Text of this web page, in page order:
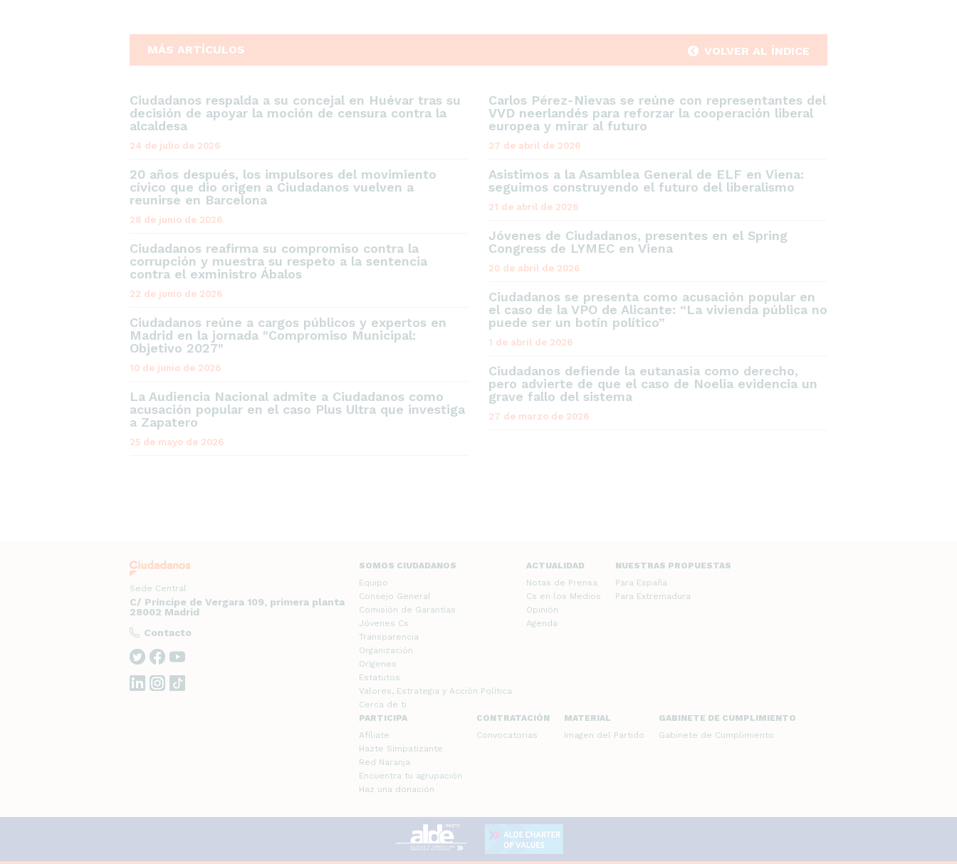
MÁS ARTÍCULOS VOLVER AL ÍNDICE
Ciudadanos respalda a su concejal en Huévar tras su
decisión de apoyar la moción de censura contra la
alcaldesa
24 de julio de 2026
20 años después, los impulsores del movimiento
cívico que dio origen a Ciudadanos vuelven a
reunirse en Barcelona
28 de junio de 2026
Ciudadanos reafirma su compromiso contra la
corrupción y muestra su respeto a la sentencia
contra el exministro Ábalos
22 de junio de 2026
Ciudadanos reúne a cargos públicos y expertos en
Madrid en la jornada "Compromiso Municipal:
Objetivo 2027"
10 de junio de 2026
La Audiencia Nacional admite a Ciudadanos como
acusación popular en el caso Plus Ultra que investiga
a Zapatero
25 de mayo de 2026
Carlos Pérez-Nievas se reúne con representantes del
VVD neerlandés para reforzar la cooperación liberal
europea y mirar al futuro
27 de abril de 2026
Asistimos a la Asamblea General de ELF en Viena:
seguimos construyendo el futuro del liberalismo
21 de abril de 2026
Jóvenes de Ciudadanos, presentes en el Spring
Congress de LYMEC en Viena
20 de abril de 2026
Ciudadanos se presenta como acusación popular en
el caso de la VPO de Alicante: “La vivienda pública no
puede ser un botín político”
1 de abril de 2026
Ciudadanos defiende la eutanasia como derecho,
pero advierte de que el caso de Noelia evidencia un
grave fallo del sistema
27 de marzo de 2026
Sede Central
C/ Príncipe de Vergara 109, primera planta
28002 Madrid
Contacto
SOMOS CIUDADANOS
Equipo
Consejo General
Comisión de Garantías
Jóvenes Cs
Transparencia
Organización
Orígenes
Estatutos
Valores, Estrategia y Acción Política
Cerca de ti
ACTUALIDAD
Notas de Prensa
Cs en los Medios
Opinión
Agenda
NUESTRAS PROPUESTAS
Para España
Para Extremadura
PARTICIPA
Afíliate
Hazte Simpatizante
Red Naranja
Encuentra tu agrupación
Haz una donación
CONTRATACIÓN
Convocatorias
MATERIAL
Imagen del Partido
GABINETE DE CUMPLIMIENTO
Gabinete de Cumplimiento